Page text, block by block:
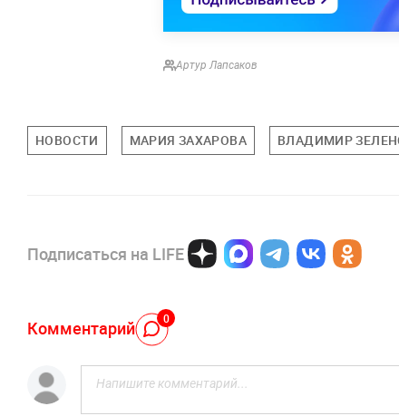
Артур Лапсаков
НОВОСТИ МАРИЯ ЗАХАРОВА ВЛАДИМИР
Подписаться на LIFE
Комментарий 0